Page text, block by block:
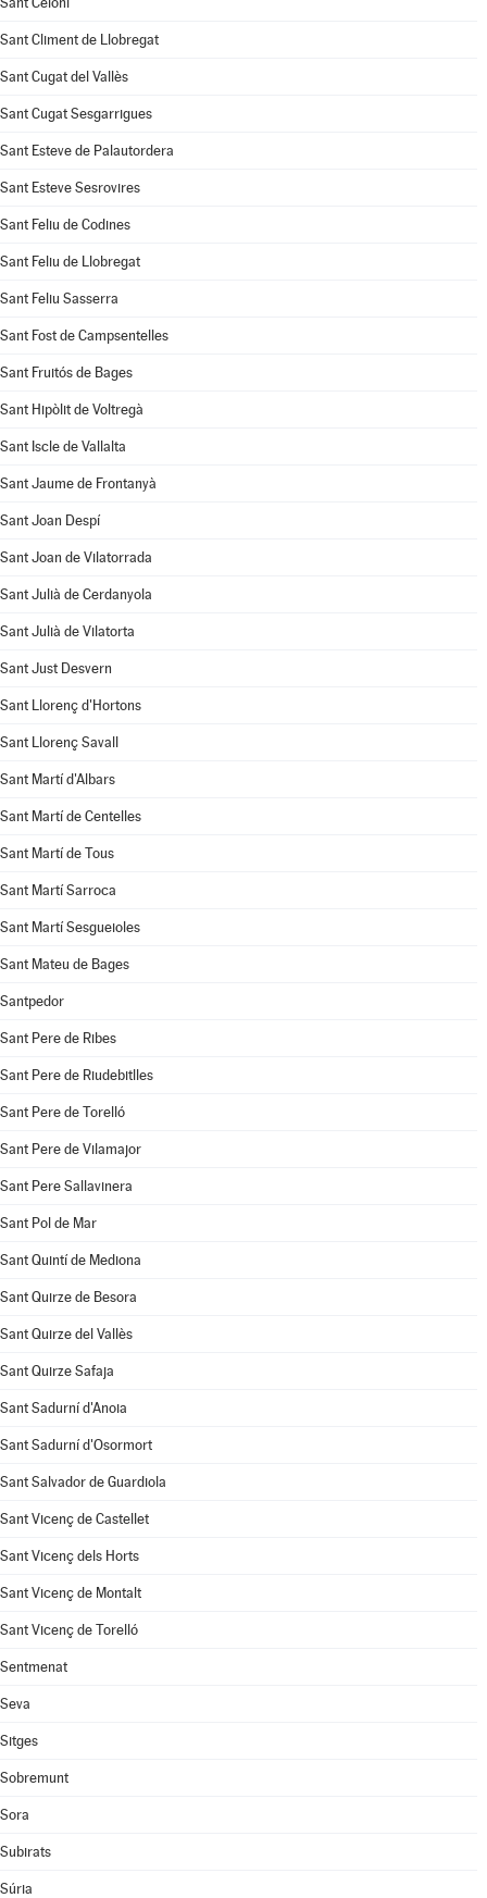
Sant Climent de Llobregat
Sant Cugat del Vallès
Sant Cugat Sesgarrigues
Sant Esteve de Palautordera
Sant Esteve Sesrovires
Sant Feliu de Codines
Sant Feliu de Llobregat
Sant Feliu Sasserra
Sant Fost de Campsentelles
Sant Fruitós de Bages
Sant Hipòlit de Voltregà
Sant Iscle de Vallalta
Sant Jaume de Frontanyà
Sant Joan Despí
Sant Joan de Vilatorrada
Sant Julià de Cerdanyola
Sant Julià de Vilatorta
Sant Just Desvern
Sant Llorenç d'Hortons
Sant Llorenç Savall
Sant Martí d'Albars
Sant Martí de Centelles
Sant Martí de Tous
Sant Martí Sarroca
Sant Martí Sesgueioles
Sant Mateu de Bages
Santpedor
Sant Pere de Ribes
Sant Pere de Riudebitlles
Sant Pere de Torelló
Sant Pere de Vilamajor
Sant Pere Sallavinera
Sant Pol de Mar
Sant Quintí de Mediona
Sant Quirze de Besora
Sant Quirze del Vallès
Sant Quirze Safaja
Sant Sadurní d'Anoia
Sant Sadurní d'Osormort
Sant Salvador de Guardiola
Sant Vicenç de Castellet
Sant Vicenç dels Horts
Sant Vicenç de Montalt
Sant Vicenç de Torelló
Sentmenat
Seva
Sitges
Sobremunt
Sora
Subirats
Súria